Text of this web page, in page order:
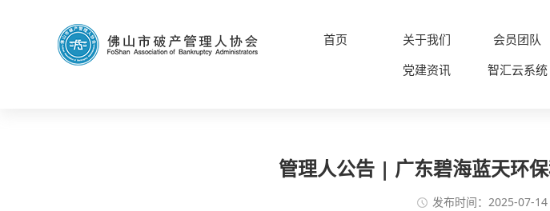
首页 关于我们 会员团队
党建资讯
智汇云系统
管理人公告 | 广东碧海蓝天环
发布时间：2025-07-14